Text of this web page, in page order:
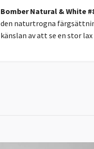
Bomber Natural & White
den naturtrogna
känslan av att se en stor